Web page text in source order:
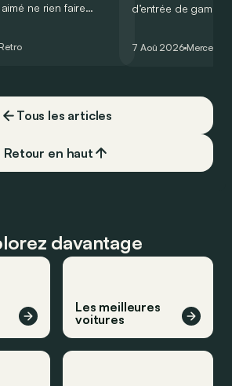
ne rien faire
manières…
d’entrée de
moins…
7 Aoû 2026 Mercedes
Tous les articles
Retour en haut
davantage
Les meilleures
voitures